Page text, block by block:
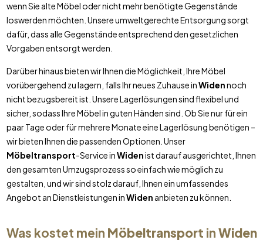
wenn Sie alte Möbel oder nicht mehr benötigte Gegenstände
loswerden möchten. Unsere umweltgerechte Entsorgung sorgt
dafür, dass alle Gegenstände entsprechend den gesetzlichen
Vorgaben entsorgt werden.
Darüber hinaus bieten wir Ihnen die Möglichkeit, Ihre Möbel
vorübergehend zu lagern, falls Ihr neues Zuhause inWidennoch
nicht bezugsbereit ist. Unsere Lagerlösungen sind flexibel und
sicher, sodass Ihre Möbel in guten Händen sind. Ob Sie nur für ein
paar Tage oder für mehrere Monate eine Lagerlösung benötigen –
wir bieten Ihnen die passenden Optionen. Unser
Möbeltransport-Service inWidenist darauf ausgerichtet, Ihnen
den gesamten Umzugsprozess so einfach wie möglich zu
gestalten, und wir sind stolz darauf, Ihnen ein umfassendes
Angebot an Dienstleistungen inWiden anbieten zu können.
Was kostet mein Möbeltransport inWiden